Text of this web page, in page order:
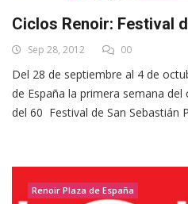
Ciclos Renoir: Festival
Sep 28, 2012 00
Del 28 de septiembre al 4 de
de España la primera semana
del 60 Festival de San Sebastián
Renoir Plaza de España